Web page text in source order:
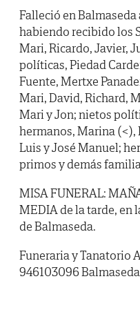
Falleció en Balmaseda
habiendo recibido los
Mari, Ricardo, Javier,
políticas, Piedad
Fuente, Mertxe
Mari, David, Richard,
Mari y Jon; nietos
hermanos, Marina (<),
Luis y José Manuel;
primos y demás
MISA FUNERAL:
MEDIA de la tarde, en
de Balmaseda.
Funeraria y Tanatorio
946103096